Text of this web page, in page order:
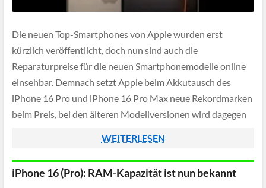
Die neuen Top-Smartphones von Apple wurden erst
kürzlich veröffentlicht, doch nun sind auch die
Reparaturpreise für die neuen Smartphonemodelle online
einsehbar. Demnach setzt Apple beim Akkutausch des
iPhone 16 Pro und iPhone 16 Pro Max neue Rekordmarken
beim Preis, bei den älteren Modellversionen wird dagegen
WEITERLESEN
iPhone 16 (Pro): RAM-Kapazität ist nun bekannt